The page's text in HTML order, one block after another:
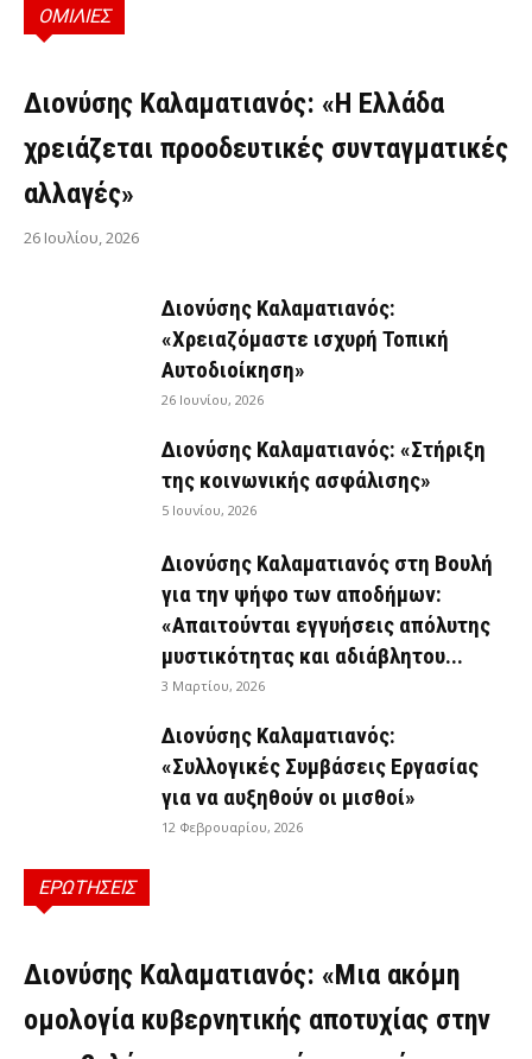
ΟΜΙΛΙΕΣ
ΟΜΙΛΊΕΣ
Διονύσης Καλαματιανός: «Η Ελλάδα
χρειάζεται προοδευτικές συνταγματικές
αλλαγές»
26 Ιουλίου, 2026
Διονύσης Καλαματιανός:
«Χρειαζόμαστε ισχυρή Τοπική
Αυτοδιοίκηση»
26 Ιουνίου, 2026
Διονύσης Καλαματιανός: «Στήριξη
της κοινωνικής ασφάλισης»
5 Ιουνίου, 2026
Διονύσης Καλαματιανός στη Βουλή
για την ψήφο των αποδήμων:
«Απαιτούνται εγγυήσεις απόλυτης
μυστικότητας και αδιάβλητου...
3 Μαρτίου, 2026
Διονύσης Καλαματιανός:
«Συλλογικές Συμβάσεις Εργασίας
για να αυξηθούν οι μισθοί»
12 Φεβρουαρίου, 2026
ΕΡΩΤΗΣΕΙΣ
ΕΡΩΤΉΣΕΙΣ
Διονύσης Καλαματιανός: «Μια ακόμη
ομολογία κυβερνητικής αποτυχίας στην